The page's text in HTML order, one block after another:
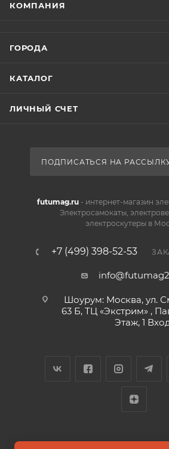
КОМПАНИЯ
ГОРОДА
КАТАЛОГ
ЛИЧНЫЙ СЧЕТ
ПОДПИСАТЬСЯ НА
futumag.ru- интернет-магазин
Электросамокаты,
электроскутеры в
+7 (499) 398-52-53
Шоурум: Москва, ул.
63 Б, ТЦ «Экстрим» ,
Этаж, 1
2026 ©